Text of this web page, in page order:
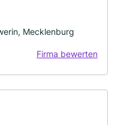
Mecklenburg
Firma bewerten